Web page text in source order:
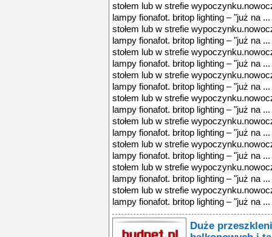
stołem lub w strefie
lampy fionafot. britop lighting – "już na
stołem lub w strefie
lampy fionafot. britop lighting – "już na
stołem lub w strefie
lampy fionafot. britop lighting – "już na
stołem lub w strefie
lampy fionafot. britop lighting – "już na
stołem lub w strefie
lampy fionafot. britop lighting – "już na
stołem lub w strefie
lampy fionafot. britop lighting – "już na
stołem lub w strefie
lampy fionafot. britop lighting – "już na
stołem lub w strefie
lampy fionafot. britop lighting – "już na
stołem lub w strefie
lampy fionafot. britop lighting – "już na ...
Duże